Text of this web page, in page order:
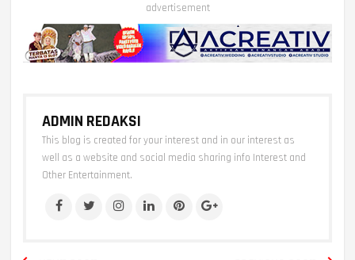
advertisement
ADMIN REDAKSI
This blog is created for your interest and in our interest as
well as a website and social media sharing info Interest and
Other Entertainment.